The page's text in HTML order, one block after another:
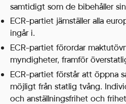
samtidigt som de bibehåller
ECR-partiet jämställer alla
ingår i.
ECR-partiet förordar
myndigheter, framför
ECR-partiet förstår att öppna
möjligt från statlig tvång.
och anställningsfrihet och